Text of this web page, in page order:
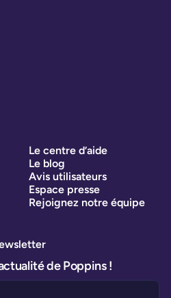
Le centre d’aide
Le blog
Avis utilisateurs
Espace presse
Rejoignez notre équipe
de Poppins !